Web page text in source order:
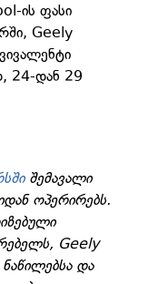
ის ფასი
Geely
24-დან 29
შემავალი
ოპერირებს.
Geely
და